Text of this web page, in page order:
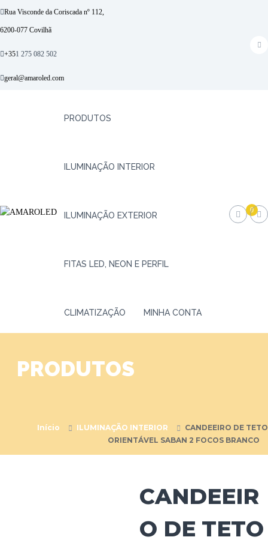
i
t
c
Rua Visconde da Coriscada nº 112,
6200-077 Covilhã
+351 275 082 502
geral@amaroled.com
f
M
O
L
l
n
o
PRODUTOS
ILUMINAÇÃO INTERIOR
ILUMINAÇÃO EXTERIOR
FITAS LED, NEON E PERFIL
CLIMATIZAÇÃO MINHA CONTA
0
PRODUTOS
Início ILUMINAÇÃO INTERIOR
CANDEEIRO DE TETO
ORIENTÁVEL SABAN 2 FOCOS BRANCO
CANDEEIR
O DE TETO